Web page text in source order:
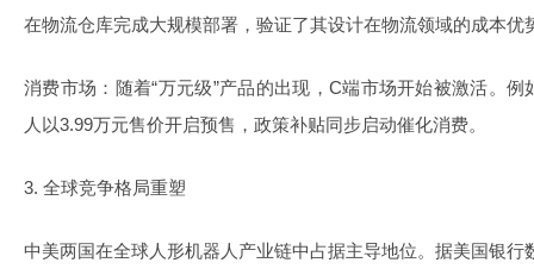
在物流仓库完成大规模部署，验证了其设计在物流领域的成本优
消费市场：随着“万元级”产品的出现，C端市场开始被激活。
人以3.99万元售价开启预售，政策补贴同步启动催化消费。
3. 全球竞争格局重塑
中美两国在全球人形机器人产业链中占据主导地位。据美国银行